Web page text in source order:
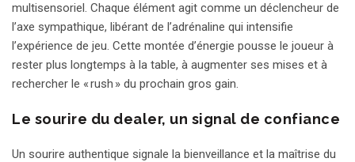
multisensoriel. Chaque élément agit comme un déclencheur de
l’axe sympathique, libérant de l’adrénaline qui intensifie
l’expérience de jeu. Cette montée d’énergie pousse le joueur à
rester plus longtemps à la table, à augmenter ses mises et à
rechercher le « rush » du prochain gros gain.
Le sourire du dealer, un signal de confiance
Un sourire authentique signale la bienveillance et la maîtrise du